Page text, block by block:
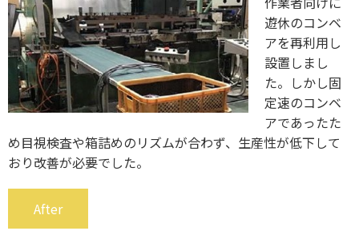
遊休のコンベ
アを再利用し
設置しまし
た。しかし固
定速のコンベ
アであったた
め目視検査や箱詰めのリズムが合わず、生産性が低下して
おり改善が必要でした。
After